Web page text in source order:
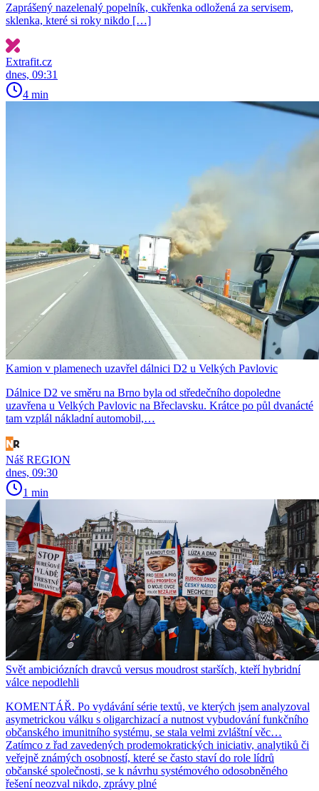
Zaprášený nazelenalý popelník, cukřenka odložená za servisem,
sklenka, které si roky nikdo […]
Extrafit.cz
dnes, 09:31
4 min
Kamion v plamenech uzavřel dálnici D2 u Velkých Pavlovic
Dálnice D2 ve směru na Brno byla od středečního dopoledne
uzavřena u Velkých Pavlovic na Břeclavsku. Krátce po půl dvanácté
tam vzplál nákladní automobil,…
Náš REGION
dnes, 09:30
1 min
Svět ambiciózních dravců versus moudrost starších, kteří hybridní
válce nepodlehli
KOMENTÁŘ. Po vydávání série textů, ve kterých jsem analyzoval
asymetrickou válku s oligarchizací a nutnost vybudování funkčního
občanského imunitního systému, se stala velmi zvláštní věc…
Zatímco z řad zavedených prodemokratických iniciativ, analytiků či
veřejně známých osobností, které se často staví do role lídrů
občanské společnosti, se k návrhu systémového odosobněného
řešení neozval nikdo, zprávy plné